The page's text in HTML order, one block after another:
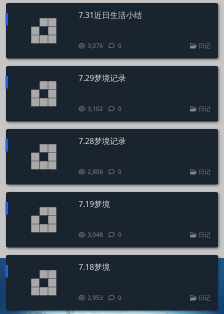
7.31近日生活小结
3,076 0 日记
7.29梦境记录
3,102 0 日记
7.28梦境记录
2,806 0 日记
7.19梦境
3,048 0 日记
7.18梦境
2,953 0 日记